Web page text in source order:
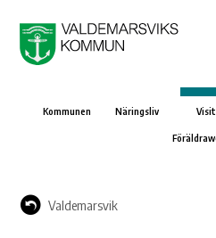
Kommunen Näringsliv Visit
Valdemarsvik